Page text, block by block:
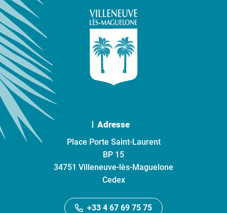
Adresse
Place Porte Saint-Laurent
BP 15
34751 Villeneuve-lès-Maguelone
Cedex
+33 4 67 69 75 75